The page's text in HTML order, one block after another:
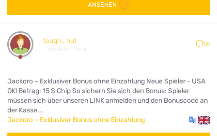
ANSEHEN
tough_nut
vor einem Monat
16
Jackoro – Exklusiver Bonus ohne Einzahlung Neue Spieler - USA
OK! Betrag: 15 $ Chip So sichern Sie sich den Bonus: Spieler
müssen sich über unseren LINK anmelden und den Bonuscode an
der Kasse...
Jackoro – Exklusiver Bonus ohne Einzahlung